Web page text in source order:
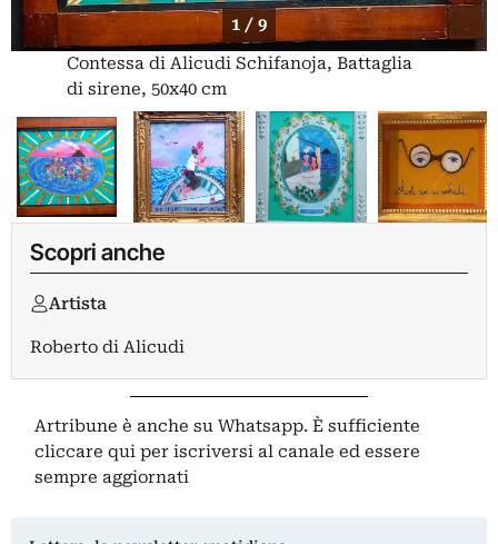
1 / 9
Contessa di Alicudi Schifanoja, Battaglia
di sirene, 50x40 cm
Scopri anche
Artista
Roberto di Alicudi
Artribune è anche su Whatsapp. È sufficiente
cliccare qui per iscriversi al canale ed essere
sempre aggiornati